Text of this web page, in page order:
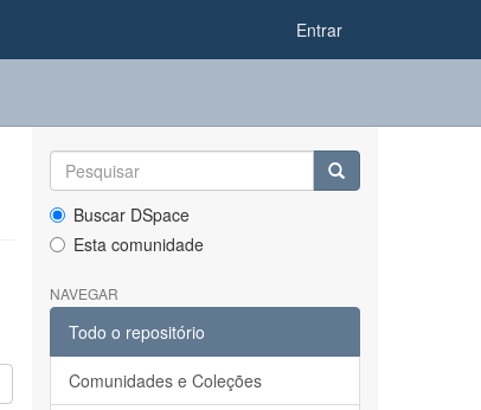
Entrar
Buscar DSpace
Esta comunidade
NAVEGAR
Todo o repositório
Comunidades e Coleções